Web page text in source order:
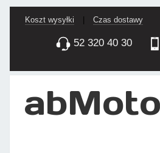
Koszt wysyłki Czas dostawy
52 320 40 30